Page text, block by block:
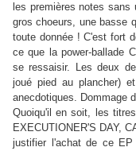
les premières notes
gros choeurs, une basse
toute donnée ! C'est fort
ce que la power-ballade
se ressaisir. Les deux
joué pied au plancher)
anecdotiques. Dommage
Quoiqu'il en soit, les
EXECUTIONER'S DAY,
justifier l'achat de ce